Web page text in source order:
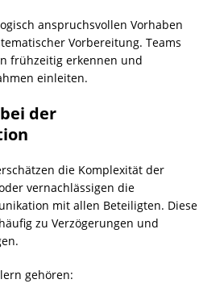
anspruchsvollen Vorhaben
Vorbereitung. Teams
frühzeitig erkennen und
einleiten.
der
die Komplexität der
vernachlässigen die
mit allen Beteiligten. Diese
zu Verzögerungen und
gehören: